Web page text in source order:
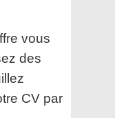
vous
des
CV par